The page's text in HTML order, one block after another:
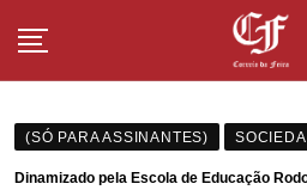
(SÓ PARA ASSINANTES)
Dinamizado pela Escola de Educação